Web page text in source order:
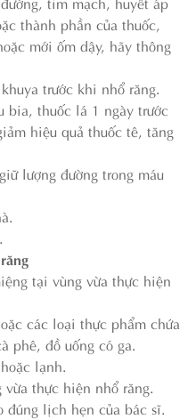
thành phần của thuốc,
mới ốm dậy, hãy thông
trước khi nhổ răng.
bia, thuốc lá 1 ngày trước
hiệu quả thuốc tê, tăng
lượng đường trong máu
tại vùng vừa thực hiện
các loại thực phẩm chứa
phê, đồ uống có ga.
lạnh.
thực hiện nhổ răng.
lịch hẹn của bác sĩ.